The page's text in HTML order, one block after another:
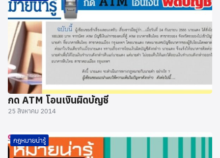
กด ATM โอนเงินผิดบัญชี
25 สิงหาคม 2014
กฎหมายน่ารู้